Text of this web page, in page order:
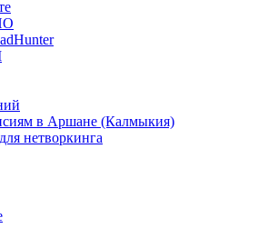
в Аршане (Калмыкия)
нетворкинга